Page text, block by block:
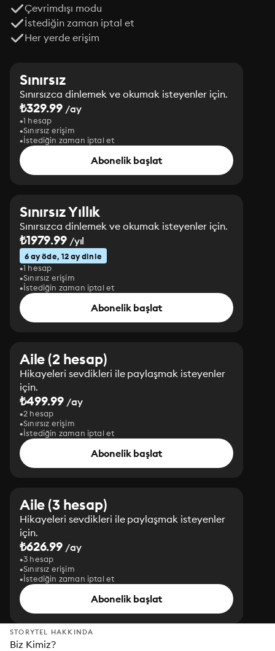
Çevrimdışı modu
İstediğin zaman iptal et
Her yerde erişim
Sınırsız
Sınırsızca dinlemek ve okumak isteyenler için.
₺329.99 /ay
1 hesap
Sınırsız erişim
İstediğin zaman iptal et
Abonelik başlat
Sınırsız Yıllık
Sınırsızca dinlemek ve okumak isteyenler için.
₺1979.99/yıl
6 ay öde, 12 ay dinle
1 hesap
Sınırsız erişim
İstediğin zaman iptal et
Abonelik başlat
Aile (2 hesap)
Hikayeleri sevdikleri ile paylaşmak isteyenler
için.
₺499.99 /ay
2 hesap
Sınırsız erişim
İstediğin zaman iptal et
Abonelik başlat
Aile (3 hesap)
Hikayeleri sevdikleri ile paylaşmak isteyenler
için.
₺626.99 /ay
3 hesap
Sınırsız erişim
İstediğin zaman iptal et
Abonelik başlat
STORYTEL HAKKINDA
Biz Kimiz?